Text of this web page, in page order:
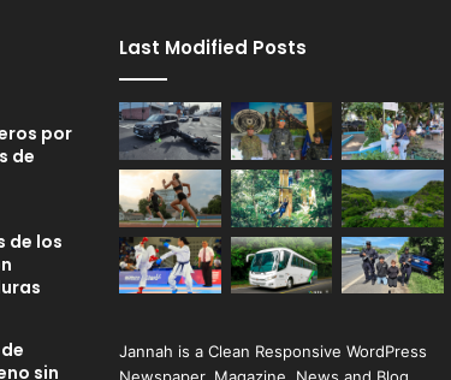
por
de
de los
sin
Last Modified Posts
Jannah is a Clean Responsive WordPress